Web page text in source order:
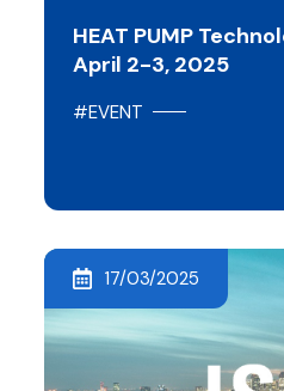
HEAT PUMP
April 2-3, 2025
#EVENT
17/03/2025